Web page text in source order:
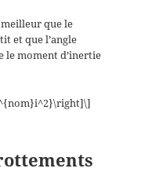
que le
et que l’angle
le moment d’inertie